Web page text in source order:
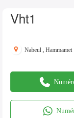
Vht1
Nabeul ,Hammamet